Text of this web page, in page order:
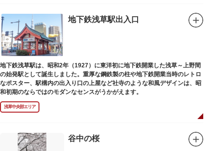
地下鉄浅草駅出入口
地下鉄浅草駅は、昭和2年（1927）に東洋初に地下鉄開業した浅草～上野間
の始発駅として誕生しました。重厚な鋼鉄製の柱や地下鉄開業当時のレトロ
なポスター、駅構内の出入り口の上屋など社寺のような和風デザインは、昭
和初期のならではのモダンなセンスがうかがえます。
浅草中央部エリア
谷中の桜